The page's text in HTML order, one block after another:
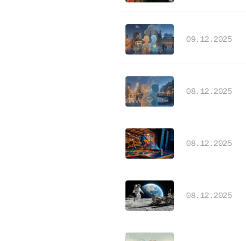
09.12.2025
08.12.2025
08.12.2025
08.12.2025